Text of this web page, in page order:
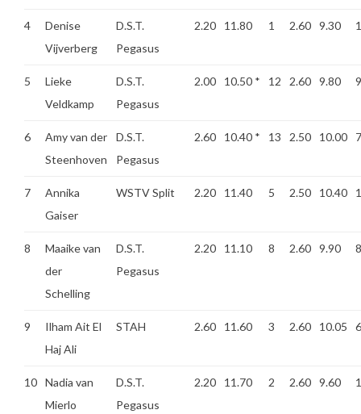
4
Denise
Vijverberg
D.S.T.
Pegasus
2.20 11.80 1 2.60 9.30
5
Lieke
Veldkamp
D.S.T.
Pegasus
2.00 10.50 * 12 2.60 9.80 9
6
Amy van der
Steenhoven
D.S.T.
Pegasus
2.60 10.40 * 13 2.50 10.00 7
7
Annika
Gaiser
WSTV Split 2.20 11.40 5 2.50 10.40 1
8
Maaike van
der
Schelling
D.S.T.
Pegasus
2.20 11.10 8 2.60 9.90 8
9
Ilham Ait El
Haj Ali
STAH 2.60 11.60 3 2.60 10.05 6
10 Nadia van
Mierlo
D.S.T.
Pegasus
2.20 11.70 2 2.60 9.60